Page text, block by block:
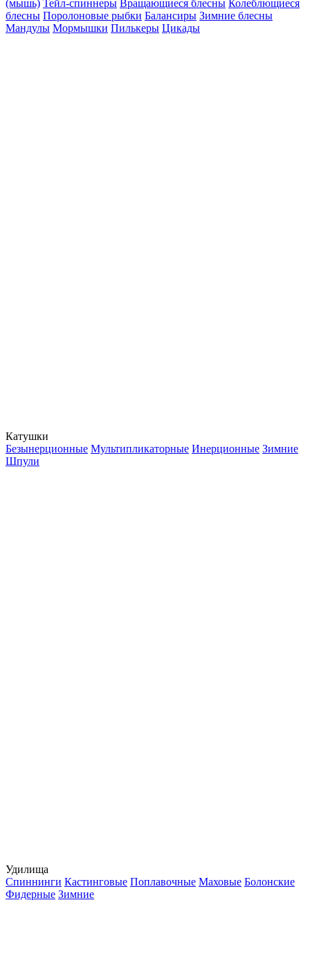
(мышь) Тейл-спиннеры Вращающиеся блесны Колеблющиеся
блесны Поролоновые рыбки Балансиры Зимние блесны
Мандулы Мормышки Пилькеры Цикады
Катушки
Безынерционные Мультипликаторные Инерционные Зимние
Шпули
Удилища
Спиннинги Кастинговые Поплавочные Маховые Болонские
Фидерные Зимние